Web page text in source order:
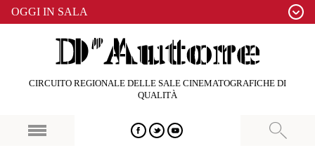
CIRCUITO REGIONALE DELLE SALE CINEMATOGRAFICHE DI
QUALITÀ
OGGI IN SALA